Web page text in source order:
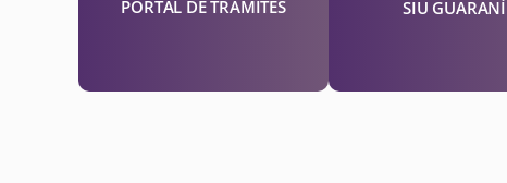
PORTAL DE TRÁMITES SIU GUARANÍ